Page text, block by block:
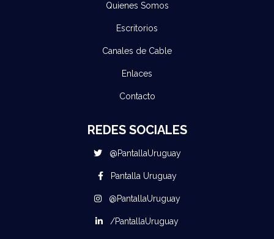
Quienes Somos
Escritorios
Canales de Cable
Enlaces
Contacto
REDES SOCIALES
@PantallaUruguay
Pantalla Uruguay
@PantallaUruguay
/PantallaUruguay